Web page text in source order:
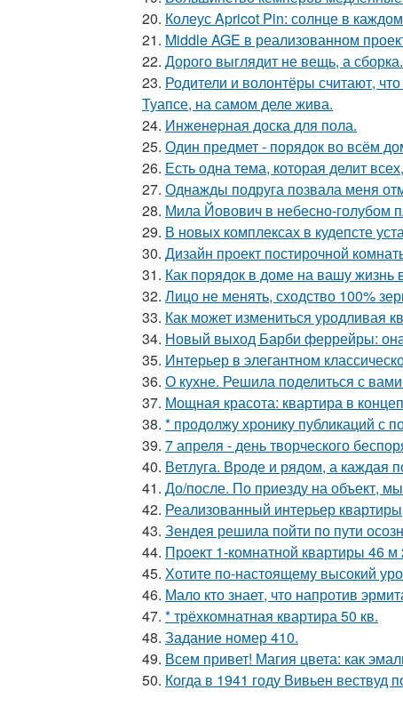
20. Колеус Apricot Pin: солнце в
21. Middle AGE в реализованном
22. Дорого выглядит не вещь, а сборка.
23. Родители и волонтёры считают,
Туапсе, на самом деле жива.
24. Инжeнepная доска для пола.
25. Один предмет - порядок во всём
26. Есть одна тема, которая делит
27. Однажды подруга позвала меня
28. Мила Йовович в небесно-голубом
29. В новых комплексах в кудепсте
30. Дизайн проект постирочной
31. Как порядок в доме на вашу жизнь
32. Лицо не менять, сходство 100%
33. Как может измениться уродливая
34. Новый выход Барби феррейры:
35. Интерьер в элегантном
36. О кухне. Решила поделиться с вами
37. Мощная красота: квартира в
38. * продолжу хронику публикаций с
39. 7 апреля - день творческого
40. Ветлуга. Вроде и рядом, а каждая
41. До/после. По приезду на объект,
42. Реализованный интерьер
43. Зендея решила пойти по пути
44. Проект 1-комнатной квартиры 46
45. Хотите по-настоящему высокий
46. Мало кто знает, что напротив
47. * трёхкомнатная квартира 50 кв.
48. Задание номер 410.
49. Всем привет! Магия цвета: как
50. Когда в 1941 году Вивьен вествуд